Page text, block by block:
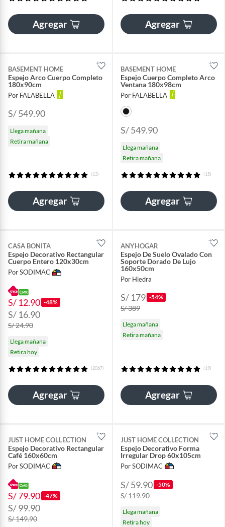
Agregar Agregar
BASEMENT HOME
Espejo Arco Cuerpo Completo
180x90cm
Por FALABELLA
S/ 549.90
Llega mañana
Retira mañana
(13)
Agregar
BASEMENT HOME
Espejo Cuerpo Completo Arco
Ventana 180x98cm
Por FALABELLA
S/ 549.90
Llega mañana
Retira mañana
(15)
Agregar
CASA BONITA
Espejo Decorativo Rectangular
Cuerpo Entero 120x30cm
Por SODIMAC
S/ 12.90 -48%
S/ 16.90
S/ 24.90
Llega mañana
Retira hoy
(2067)
Agregar
ANYHOGAR
Espejo De Suelo Ovalado Con
Soporte Dorado De Lujo
160x50cm
Por Hiedra
S/ 179 -54%
S/ 389
Llega mañana
Retira mañana
(19)
Agregar
JUST HOME COLLECTION
Espejo Decorativo Rectangular
Café 160x60cm
Por SODIMAC
S/ 79.90 -47%
S/ 99.90
S/ 149.90
JUST HOME COLLECTION
Espejo Decorativo Forma
Irregular Drop 60x105cm
Por SODIMAC
S/ 59.90 -50%
S/ 119.90
Llega mañana
Retira hoy